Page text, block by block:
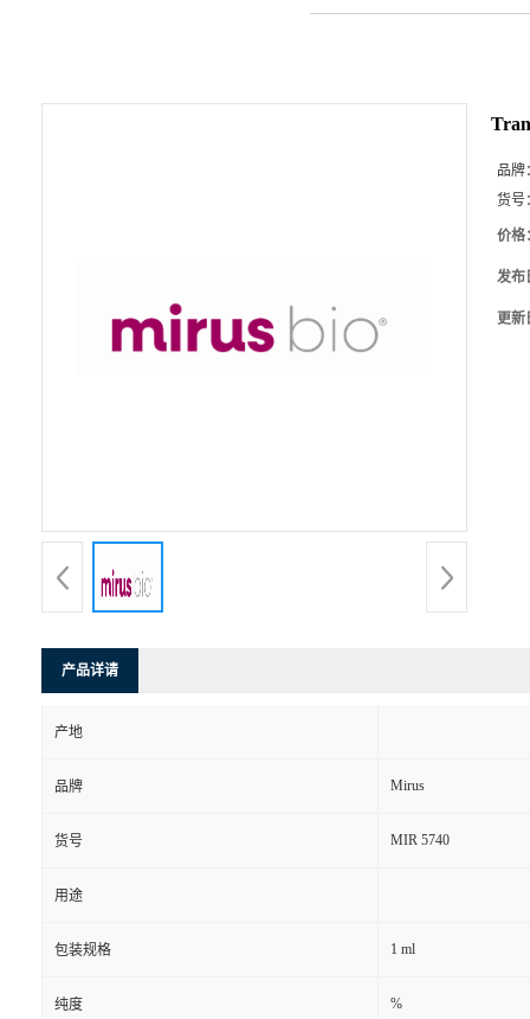
品牌
货号
价格
发布
更新
产品详请
产地
品牌 Mirus
货号 MIR 5740
用途
包装规格 1 ml
纯度 %